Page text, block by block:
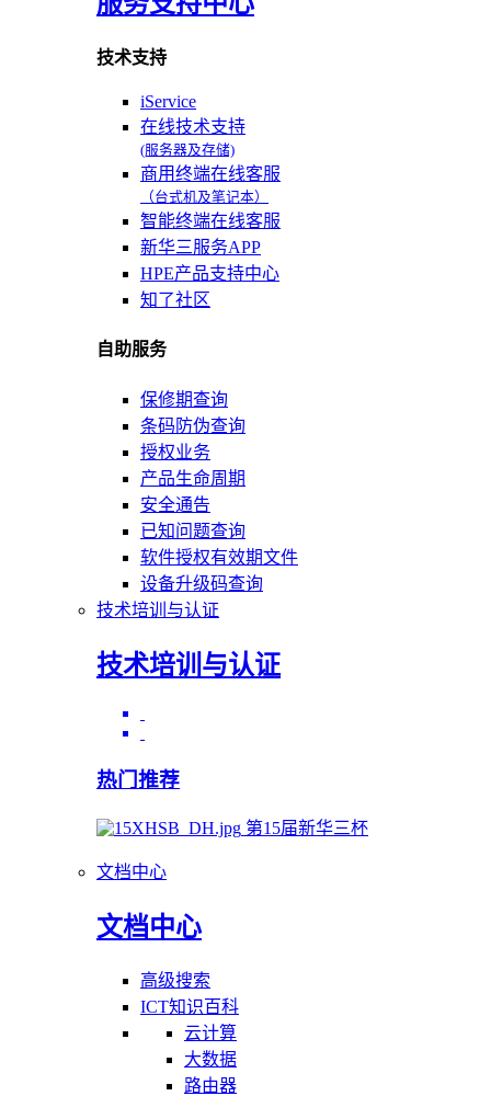
技术支持
iService
在线技术支持
(服务器及存储)
商用终端在线客服
（台式机及笔记本）
智能终端在线客服
新华三服务APP
HPE产品支持中心
知了社区
自助服务
保修期查询
条码防伪查询
授权业务
产品生命周期
安全通告
已知问题查询
软件授权有效期文件
设备升级码查询
技术培训与认证
技术培训与认证
热门推荐
第15届新华三杯
文档中心
文档中心
高级搜索
ICT知识百科
云计算
大数据
路由器